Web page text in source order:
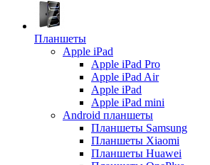
Планшеты
Apple iPad
Apple iPad Pro
Apple iPad Air
Apple iPad
Apple iPad mini
Android планшеты
Планшеты Samsung
Планшеты Xiaomi
Планшеты Huawei